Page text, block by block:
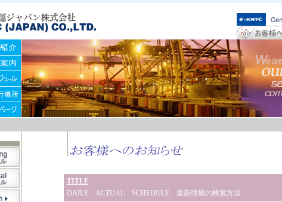
TITLE
DAILY ACTUAL SCHEDULE 最新情報の検索方法